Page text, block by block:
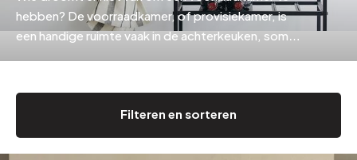
hebben? De voorraadkamer, of provisiekamer, is
een handige ruimte vaak in de achterkeuken, soms
Filteren en sorteren